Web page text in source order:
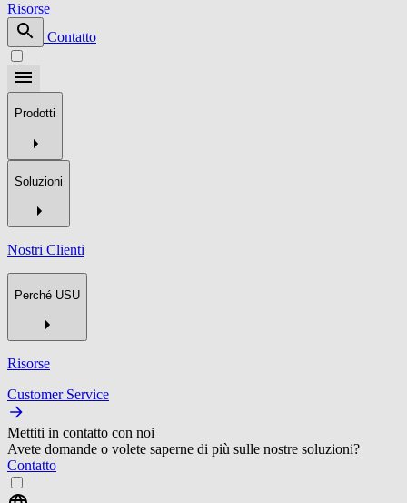
Risorse
Contatto
Prodotti
Soluzioni
Nostri Clienti
Perché USU
Risorse
Customer Service
Mettiti in contatto con noi
Avete domande o volete saperne di più sulle nostre soluzioni?
Contatto